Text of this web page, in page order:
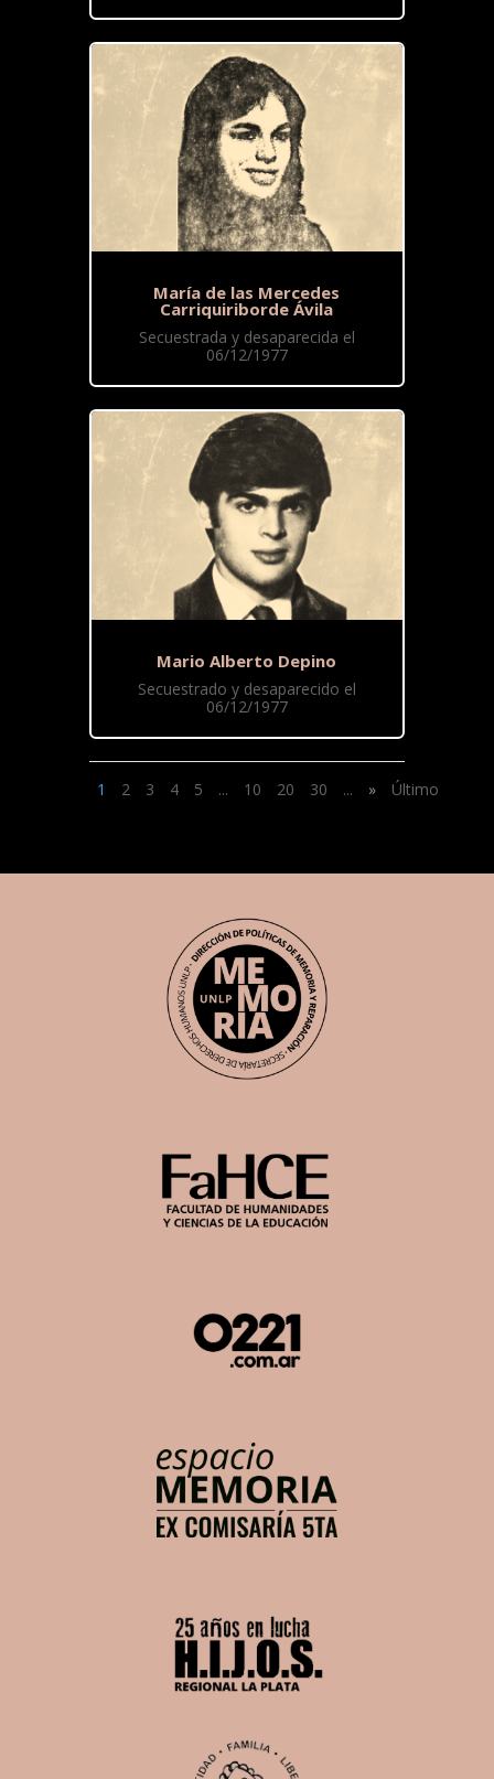
María de las Mercedes
Carriquiriborde Ávila
Secuestrada y desaparecida el
06/12/1977
Mario Alberto Depino
Secuestrado y desaparecido el
06/12/1977
1 2 3 4 5 ... 10 20 30 ... » Último